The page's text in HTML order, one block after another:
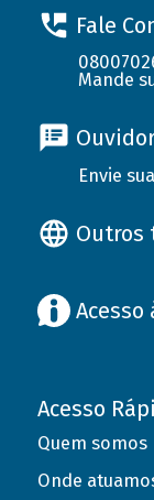
Fale
Mande
Envie
Outros
Acesso
Quem somos
Onde